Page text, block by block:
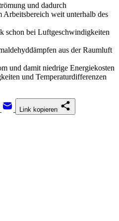
und dadurch
Arbeitsbereich weit unterhalb des
schon bei Luftgeschwindigkeiten
aus der Raumluft
und damit niedrige Energiekosten
und Temperaturdifferenzen
Link kopieren